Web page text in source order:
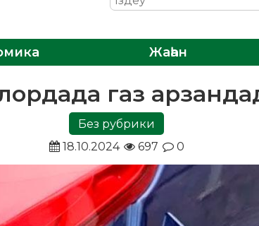
Жаһан
газ
Без рубрики
18.10.2024
697 0